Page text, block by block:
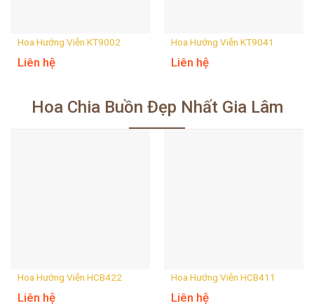
Hoa Hướng Viễn KT9002
Liên hệ
Hoa Hướng Viễn KT9041
Liên hệ
Hoa Chia Buồn Đẹp Nhất Gia Lâm
Hoa Hướng Viễn HCB422
Liên hệ
Hoa Hướng Viễn HCB411
Liên hệ